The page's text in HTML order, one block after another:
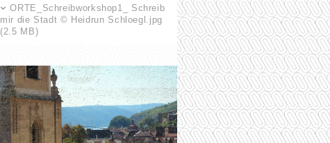
ORTE_Schreibworkshop1_ Schreib
mir die Stadt © Heidrun Schloegl.jpg
(2.5 MB)